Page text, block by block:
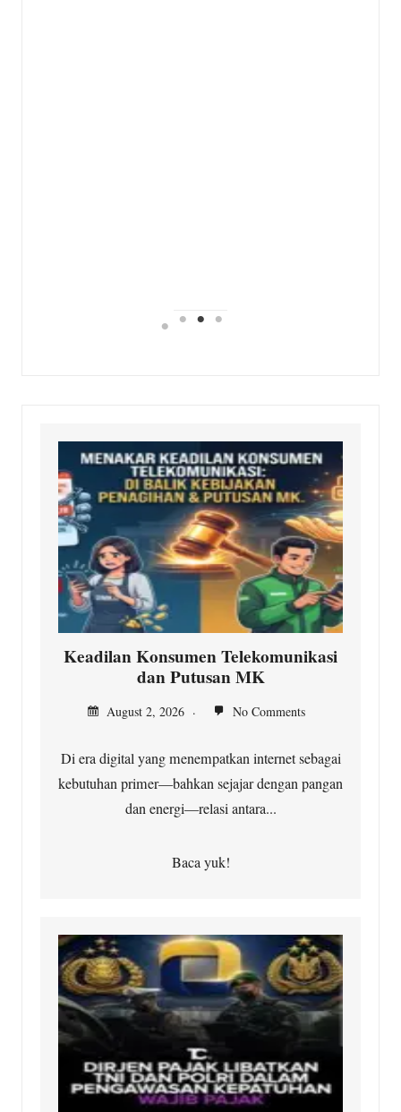
Keadilan Konsumen Telekomunikasi
dan Putusan MK
August 2, 2026 No Comments
Di era digital yang menempatkan internet sebagai
kebutuhan primer—bahkan sejajar dengan pangan
dan energi—relasi antara...
Baca yuk!